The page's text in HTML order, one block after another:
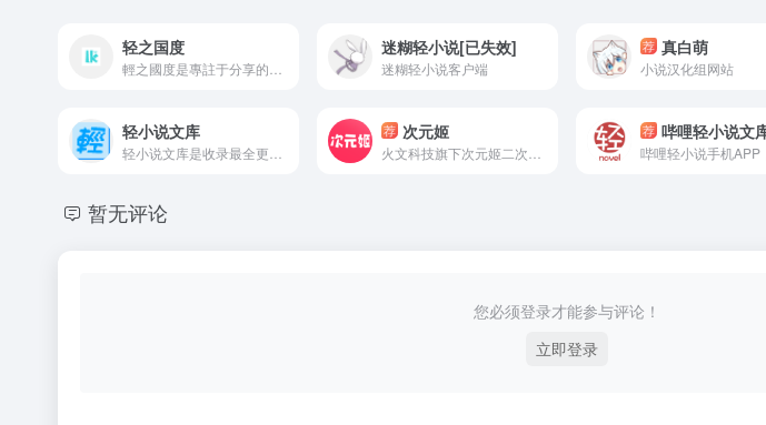
轻之国度 迷糊轻小说[已失效]
迷糊轻小说客户端
荐 真白萌
小说汉化组网站
轻小说文库 荐 次元姬 荐 哔哩轻小说文
暂无评论
您必须登录才能参与评论！
立即登录